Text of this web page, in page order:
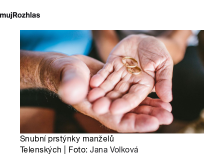
Snubní prstýnky manželů
Telenských | Foto:Jana Volková